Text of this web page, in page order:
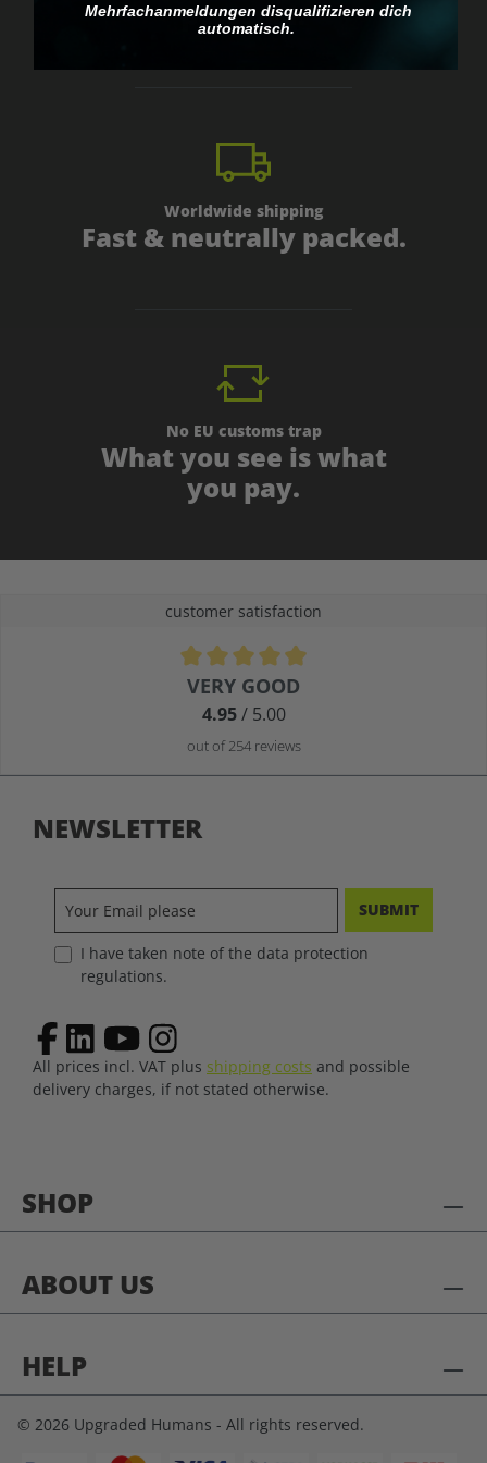
personal.
Worldwide shipping
Fast & neutrally packed.
No EU customs trap
What you see is what
you pay.
customer satisfaction
Average rating of 4.9 out of 5 stars
VERY GOOD
4.95/ 5.00
out of 254 reviews
SHOP
ABOUT US
HELP
NEWSLETTER
SUBMIT
I have taken note of the data protection
regulations.
All prices incl. VAT plus shipping costs and possible
delivery charges, if not stated otherwise.
© 2026 Upgraded Humans - All rights reserved.
Mehrfachanmeldungen disqualifizieren dich
automatisch.